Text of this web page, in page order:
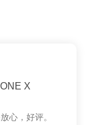
X
心，好评。